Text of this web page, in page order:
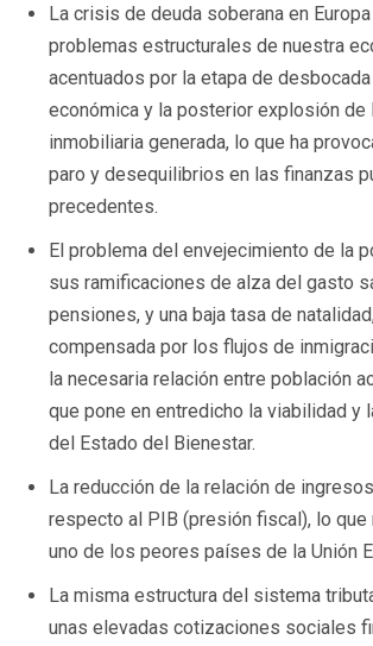
La crisis de deuda soberana en
problemas estructurales de nuestra
acentuados por la etapa de
económica y la posterior explosión de
inmobiliaria generada, lo que ha
paro y desequilibrios en las finanzas
precedentes.
El problema del envejecimiento de la
sus ramificaciones de alza del gasto
pensiones, y una baja tasa de
compensada por los flujos de
la necesaria relación entre población
que pone en entredicho la viabilidad y
del Estado del Bienestar.
La reducción de la relación de
respecto al PIB (presión fiscal), lo que
uno de los peores países de la Unión
La misma estructura del sistema
unas elevadas cotizaciones sociales